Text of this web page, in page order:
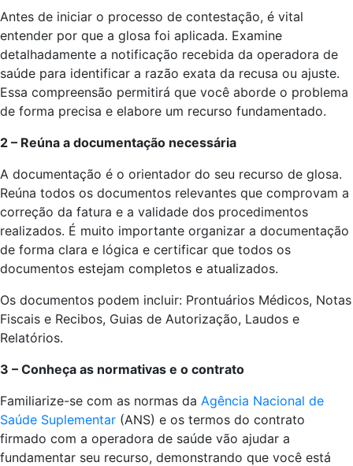
Antes de iniciar o processo de contestação, é vital
entender por que a glosa foi aplicada. Examine
detalhadamente a notificação recebida da operadora de
saúde para identificar a razão exata da recusa ou ajuste.
Essa compreensão permitirá que você aborde o problema
de forma precisa e elabore um recurso fundamentado.
2 – Reúna a documentação necessária
A documentação é o orientador do seu recurso de glosa.
Reúna todos os documentos relevantes que comprovam a
correção da fatura e a validade dos procedimentos
realizados. É muito importante organizar a documentação
de forma clara e lógica e certificar que todos os
documentos estejam completos e atualizados.
Os documentos podem incluir: Prontuários Médicos, Notas
Fiscais e Recibos, Guias de Autorização, Laudos e
Relatórios.
3 – Conheça as normativas e o contrato
Familiarize-se com as normas da Agência Nacional de
Saúde Suplementar (ANS) e os termos do contrato
firmado com a operadora de saúde vão ajudar a
fundamentar seu recurso, demonstrando que você está